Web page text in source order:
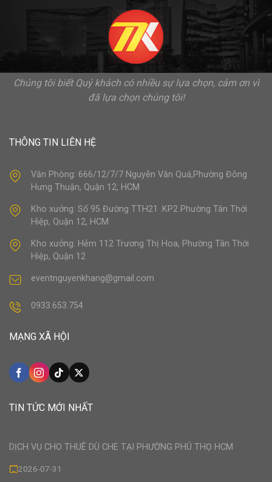
Chúng tôi biết Quý khách có nhiều sự lựa chọn, cảm ơn vì
đã lựa chọn chúng tôi!
THÔNG TIN LIÊN HỆ
Văn Phòng: 666/12/7/7 Nguyễn Văn Quá,Phường Đông
Hưng Thuận, Quận 12, HCM
Kho xưởng: Số 95 Đường TTH21 .KP2 Phường Tân Thới
Hiệp, Quận 12, HCM
Kho xưởng: Hẻm 112 Trương Thị Hoa, Phường Tân Thới
Hiệp, Quận 12
eventnguyenkhang@gmail.com
0933.653.754
MẠNG XÃ HỘI
TIN TỨC MỚI NHẤT
DỊCH VỤ CHO THUÊ DÙ CHE TẠI PHƯỜNG PHÚ THỌ HCM
2026-07-31